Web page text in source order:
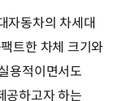
자동차의 차세대
트한 차체 크기와
용적이면서도
공하고자 하는